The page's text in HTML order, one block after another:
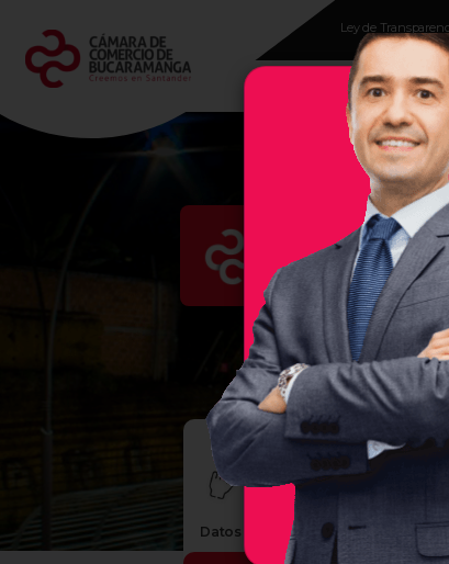
Ley de
Programas
En la Cámara de
región, por ello, les
empresas exitosas,
Datos claves del evento